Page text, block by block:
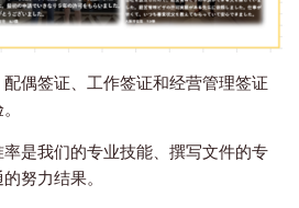
偶签证、工作签证和经营管理签证
是我们的专业技能、撰写文件的专
努力结果。